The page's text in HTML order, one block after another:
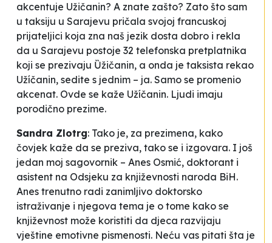
akcentuje Užičanin? A znate zašto? Zato što sam
u taksiju u Sarajevu pričala svojoj francuskoj
prijateljici koja zna naš jezik dosta dobro i rekla
da u Sarajevu postoje 32 telefonska pretplatnika
koji se prezivaju Ȕžičanin, a onda je taksista rekao
Užíčanin, sedite s jednim – ja. Samo se promenio
akcenat. Ovde se kaže Užíčanin. Ljudi imaju
porodično prezime.
Sandra Zlotrg: Tako je, za prezimena, kako
čovjek kaže da se preziva, tako se i izgovara. I još
jedan moj sagovornik – Anes Osmić, doktorant i
asistent na Odsjeku za književnosti naroda BiH.
Anes trenutno radi zanimljivo doktorsko
istraživanje i njegova tema je o tome kako se
književnost može koristiti da djeca razvijaju
vještine emotivne pismenosti. Neću vas pitati šta je